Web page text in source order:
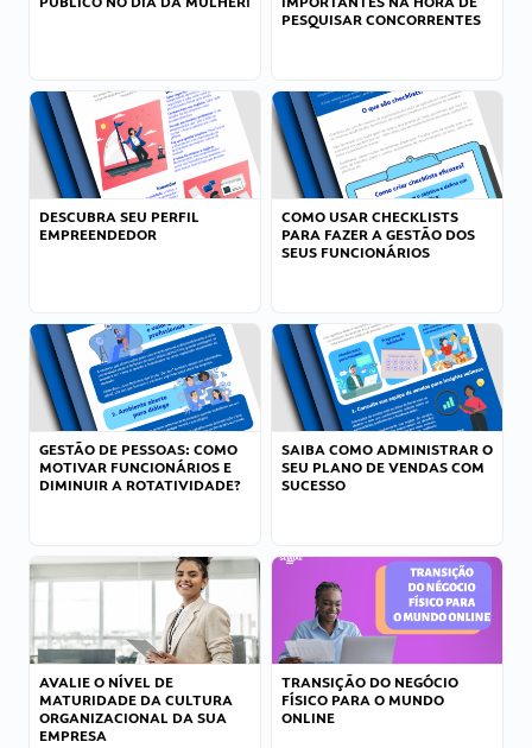
PESQUISAR CONCORRENTES
DESCUBRA SEU PERFIL
EMPREENDEDOR
COMO USAR CHECKLISTS
PARA FAZER A GESTÃO DOS
SEUS FUNCIONÁRIOS
GESTÃO DE PESSOAS: COMO
MOTIVAR FUNCIONÁRIOS E
DIMINUIR A ROTATIVIDADE?
SAIBA COMO ADMINISTRAR O
SEU PLANO DE VENDAS COM
SUCESSO
AVALIE O NÍVEL DE
MATURIDADE DA CULTURA
ORGANIZACIONAL DA SUA
EMPRESA
TRANSIÇÃO DO NEGÓCIO
FÍSICO PARA O MUNDO
ONLINE